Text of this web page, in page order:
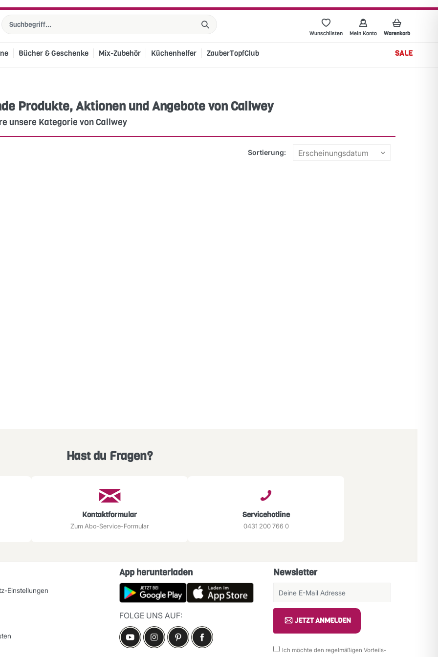
Wunschlisten Mein Konto Warenkorb
Bücher & Geschenke Mix-Zubehör Küchenhelfer ZauberTopfClub SALE
Produkte, Aktionen und Angebote von Callwey
unsere Kategorie von Callwey
Sortierung:
Hast du Fragen?
Kontaktformular
Zum Abo-Service-Formular
Servicehotline
0431 200 766 0
Einstellungen
App herunterladen
FOLGE UNS AUF:
Newsletter
JETZT ANMELDEN
Ich möchte den regelmäßigen Vorteils-